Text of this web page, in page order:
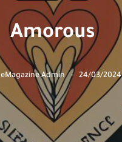
Amorous
eMagazine Admin 24/03/2024